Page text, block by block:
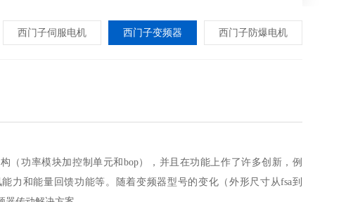
西门子伺服电机 西门子变频器 西门子防爆电机
（功率模块加控制单元和bop），并且在功能上作了许多创新，例
力和能量回馈功能等。随着变频器型号的变化（外形尺寸从fsa到